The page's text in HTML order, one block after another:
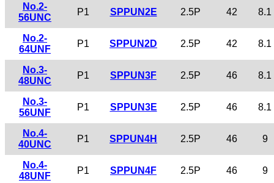
No.2-
56UNC
P1 SPPUN2E 2.5P 42 8.1
No.2-
64UNF
P1 SPPUN2D 2.5P 42 8.1
No.3-
48UNC
P1 SPPUN3F 2.5P 46 8.1
No.3-
56UNF
P1 SPPUN3E 2.5P 46 8.1
No.4-
40UNC
P1 SPPUN4H 2.5P 46 9
No.4-
48UNF
P1 SPPUN4F 2.5P 46 9